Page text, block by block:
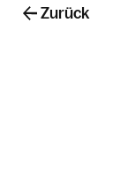
Zurück